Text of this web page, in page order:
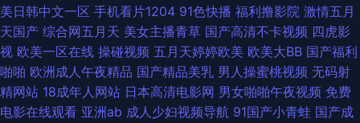
航 69AV影院 91在线色情电影 超碰性交片 国产h片在线下载 黄色网入口站黄
色 免费看片5h 日本韩国操逼 天天干人人干 91www视频 www春色国产 国
产密臀久久 久久综合15P 青草午夜影院 无码av网址 影音先锋精东影业 91网
美日韩中文一区 手机看片1204 91色快播 福利撸影院 激情五月
天国产 综合网五月天 美女主播青草 国产高清不卡视频 四虎影
视 欧美一区在线 操碰视频 五月天婷婷欧美 欧美大BB 国产福利
啪啪 欧洲成人午夜精品 国产精品美乳 男人操蜜桃视频 无码射
精网站 18成年人网站 日本高清电影网 男女啪啪午夜视频 免费
电影在线观看 亚洲ab 成人少妇视频导航 91国产小青蛙 国产成